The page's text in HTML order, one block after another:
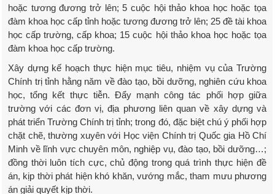
hoặc tương đương trở lên; 5 cuộc hội thảo khoa học hoặc tọa
đàm khoa học cấp tỉnh hoặc tương đương trở lên; 25 đề tài khoa
học cấp trường, cấp khoa; 15 cuộc hội thảo khoa học hoặc tọa
đàm khoa học cấp trường.
Xây dựng kế hoạch thực hiện mục tiêu, nhiệm vụ của Trường
Chính trị tỉnh hằng năm về đào tạo, bồi dưỡng, nghiên cứu khoa
học, tổng kết thực tiễn. Đẩy mạnh công tác phối hợp giữa
trường với các đơn vị, địa phương liên quan về xây dựng và
phát triển Trường Chính trị tỉnh; trong đó, đặc biệt chú ý phối hợp
chặt chẽ, thường xuyên với Học viện Chính trị Quốc gia Hồ Chí
Minh về lĩnh vực chuyên môn, nghiệp vụ, đào tạo, bồi dưỡng…;
đồng thời luôn tích cực, chủ động trong quá trình thực hiện đề
án, kịp thời phát hiện khó khăn, vướng mắc, tham mưu phương
án giải quyết kịp thời.